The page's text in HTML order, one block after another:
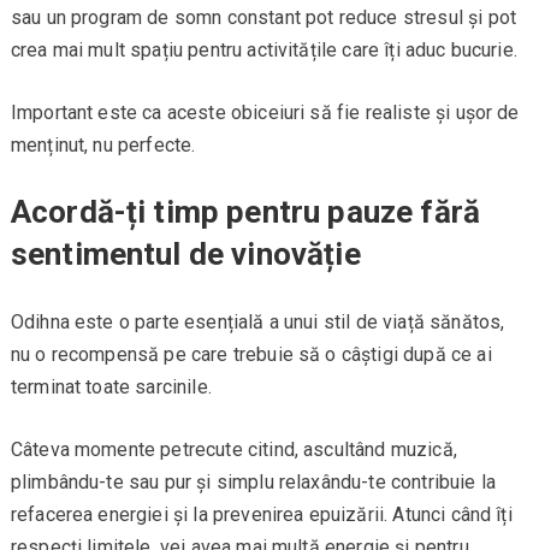
sau un program de somn constant pot reduce stresul și pot
crea mai mult spațiu pentru activitățile care îți aduc bucurie.
Important este ca aceste obiceiuri să fie realiste și ușor de
menținut, nu perfecte.
Acordă-ți timp pentru pauze fără
sentimentul de vinovăție
Odihna este o parte esențială a unui stil de viață sănătos,
nu o recompensă pe care trebuie să o câștigi după ce ai
terminat toate sarcinile.
Câteva momente petrecute citind, ascultând muzică,
plimbându-te sau pur și simplu relaxându-te contribuie la
refacerea energiei și la prevenirea epuizării. Atunci când îți